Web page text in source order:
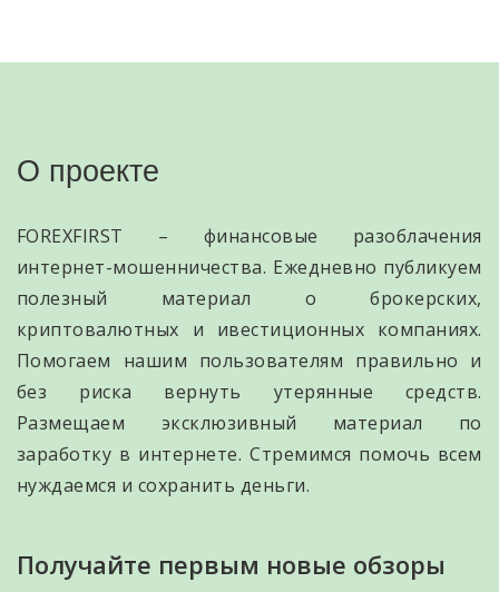
О проекте
FOREXFIRST – финансовые разоблачения
интернет-мошенничества. Ежедневно публикуем
полезный материал о брокерских,
криптовалютных и ивестиционных компаниях.
Помогаем нашим пользователям правильно и
без риска вернуть утерянные средств.
Размещаем эксклюзивный материал по
заработку в интернете. Стремимся помочь всем
нуждаемся и сохранить деньги.
Получайте первым новые обзоры